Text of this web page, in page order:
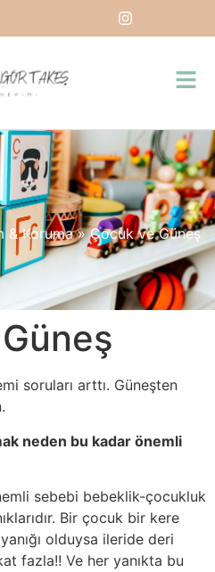
& Koruma»Çocuk ve Güneş
soruları arttı. Güneşten
neden bu kadar önemli
sebebi bebeklik-çocukluk
Bir çocuk bir kere
olduysa ileride deri
fazla!! Ve her yanıkta bu